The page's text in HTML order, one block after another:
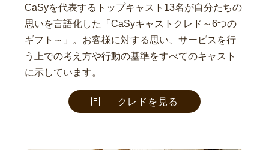
CaSyを代表するトップキャスト13名が自分たちの
思いを言語化した「CaSyキャストクレド～6つの
ギフト～」。お客様に対する思い、サービスを行
う上での考え方や行動の基準をすべてのキャスト
に示しています。
クレドを見る